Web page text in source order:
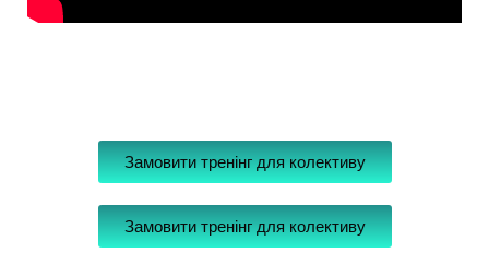
Замовити тренінг для колективу
Замовити тренінг для колективу